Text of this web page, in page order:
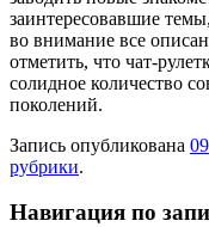
заинтересовавшие
во внимание все
отметить, что чат-
солидное количество
поколений.
Запись опубликована
рубрики.
Навигация по